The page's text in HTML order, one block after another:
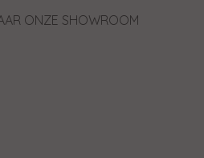
ONZE SHOWROOM